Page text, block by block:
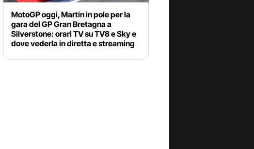
MotoGP oggi, Martin in pole per la
gara del GP Gran Bretagna a
Silverstone: orari TV su TV8 e Sky e
dove vederla in diretta e streaming